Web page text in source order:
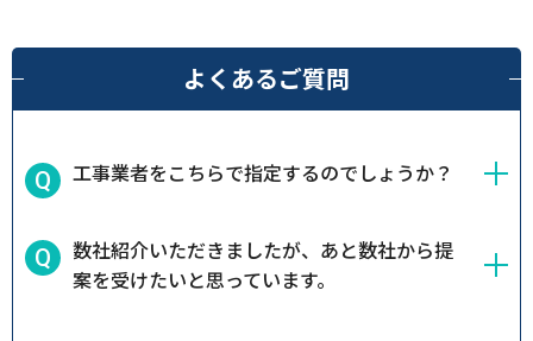
よくあるご質問
工事業者をこちらで指定するのでしょうか？
数社紹介いただきましたが、あと数社から提
案を受けたいと思っています。